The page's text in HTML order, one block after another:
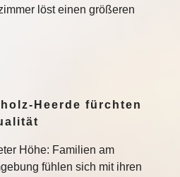
löst einen größeren
Heerde fürchten
Höhe: Familien am
fühlen sich mit ihren